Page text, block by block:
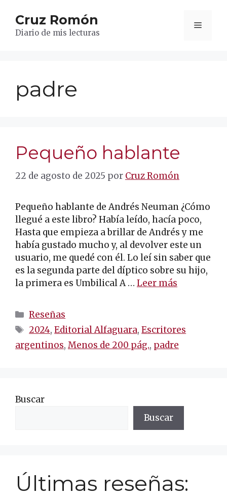
contenido
Cruz Romón
Diario de mis lecturas
Menú
padre
Pequeño hablante
22 de agosto de 2025 por Cruz Romón
Pequeño hablante de Andrés Neuman ¿Cómo
llegué a este libro? Había leído, hacía poco,
Hasta que empieza a brillar de Andrés y me
había gustado mucho y, al devolver este un
usuario, me quedé con él. Lo leí sin saber que
es la segunda parte del díptico sobre su hijo,
la primera es Umbilical A … Leer más
Categorías
Reseñas
Etiquetas
2024,Editorial Alfaguara,Escritores
argentinos, Menos de 200 pág., padre
Buscar
Buscar
Últimas reseñas: